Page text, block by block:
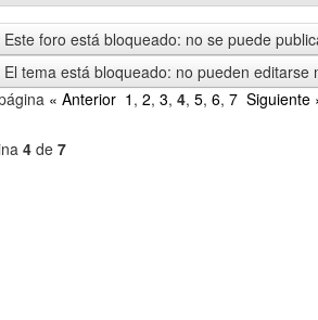
mensajes
anteriores
by
Este foro está bloqueado: no se puede
El tema está bloqueado: no pueden editarse
« Anterior 1 , 2, 3, 4, 5, 6, 7 Siguiente
4 de 7